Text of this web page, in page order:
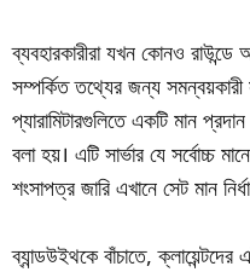
ব্যবহারকারীরা যখন কোনও
সম্পর্কিত তথ্যের জন্য সমন্বয়কারী
প্যারামিটারগুলিতে একটি মান
বলা হয়। এটি সার্ভার যে সর্বোচ্চ
শংসাপত্র জারি এখানে সেট মান
ব্যান্ডউইথকে বাঁচাতে,